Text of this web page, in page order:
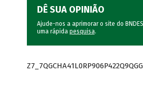
DÊ SUA OPINIÃO
Ajude-nos a aprimorar o site do
uma rápida pesquisa.